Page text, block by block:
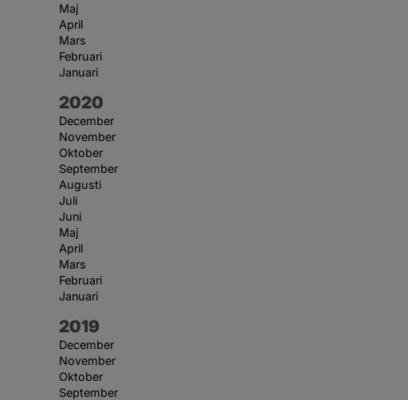
Maj
April
Mars
Februari
Januari
År:
2020
December
November
Oktober
September
Augusti
Juli
Juni
Maj
April
Mars
Februari
Januari
År:
2019
December
November
Oktober
September